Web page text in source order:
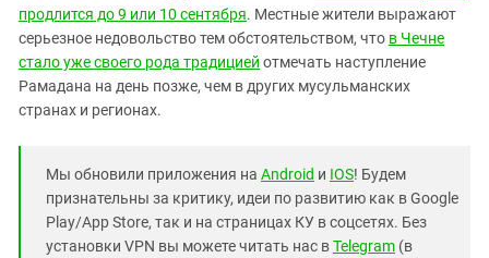
продлится до 9 или 10 сентября. Местные жители выражают
серьезное недовольство тем обстоятельством, что в Чечне
стало уже своего рода традицией отмечать наступление
Рамадана на день позже, чем в других мусульманских
странах и регионах.
Мы обновили приложения на Android и IOS! Будем
признательны за критику, идеи по развитию как в Google
Play/App Store, так и на страницах КУ в соцсетях. Без
установки VPN вы можете читать нас вTelegram (в